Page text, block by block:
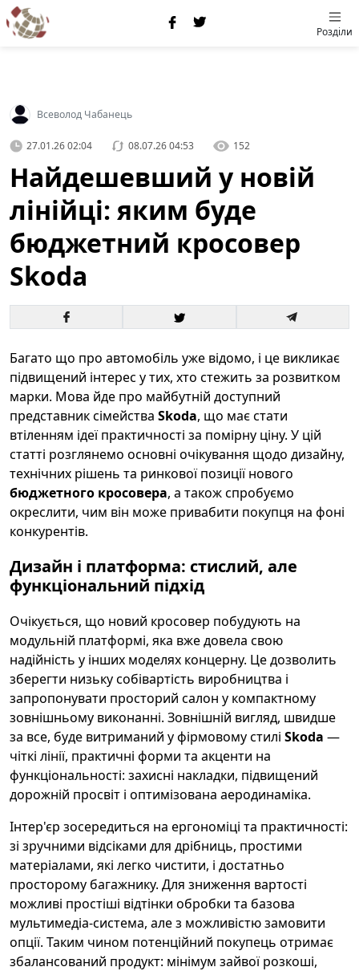
Розділи
Всеволод Чабанець
27.01.26 02:04 08.07.26 04:53 152
Найдешевший у новій
лінійці: яким буде
бюджетний кросовер
Skoda
Багато що про автомобіль уже відомо, і це викликає
підвищений інтерес у тих, хто стежить за розвитком
марки. Мова йде про майбутній доступний
представник сімейства Skoda, що має стати
втіленням ідеї практичності за помірну ціну. У цій
статті розглянемо основні очікування щодо дизайну,
технічних рішень та ринкової позиції нового
бюджетного кросовера, а також спробуємо
окреслити, чим він може привабити покупця на фоні
конкурентів.
Дизайн і платформа: стислий, але
функціональний підхід
Очікується, що новий кросовер побудують на
модульній платформі, яка вже довела свою
надійність у інших моделях концерну. Це дозволить
зберегти низьку собівартість виробництва і
запропонувати просторий салон у компактному
зовнішньому виконанні. Зовнішній вигляд, швидше
за все, буде витриманий у фірмовому стилі Skoda —
чіткі лінії, практичні форми та акценти на
функціональності: захисні накладки, підвищений
дорожній просвіт і оптимізована аеродинаміка.
Інтер'єр зосередиться на ергономіці та практичності:
зі зручними відсіками для дрібниць, простими
матеріалами, які легко чистити, і достатньо
просторому багажнику. Для зниження вартості
можливі простіші відтінки обробки та базова
мультимедіа-система, але з можливістю замовити
опції. Таким чином потенційний покупець отримає
збалансований продукт: мінімум зайвої розкоші,